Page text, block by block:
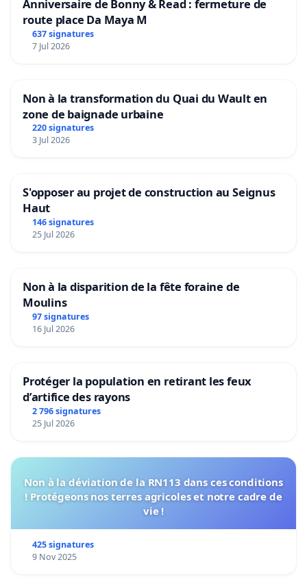
Anniversaire de Bonny & Read : fermeture de
route place Da Maya M
637 signatures
7 Jul 2026
Non à la transformation du Quai du Wault en
zone de baignade urbaine
220 signatures
3 Jul 2026
S'opposer au projet de construction au Seignus
Haut
146 signatures
25 Jul 2026
Non à la disparition de la fête foraine de
Moulins
97 signatures
16 Jul 2026
Protéger la population en retirant les feux
d’artifice des rayons
2 796 signatures
25 Jul 2026
Non à la déviation de la RN113 dans ces conditions
! Protégeons nos terres agricoles et notre cadre de
vie !
425 signatures
9 Nov 2025